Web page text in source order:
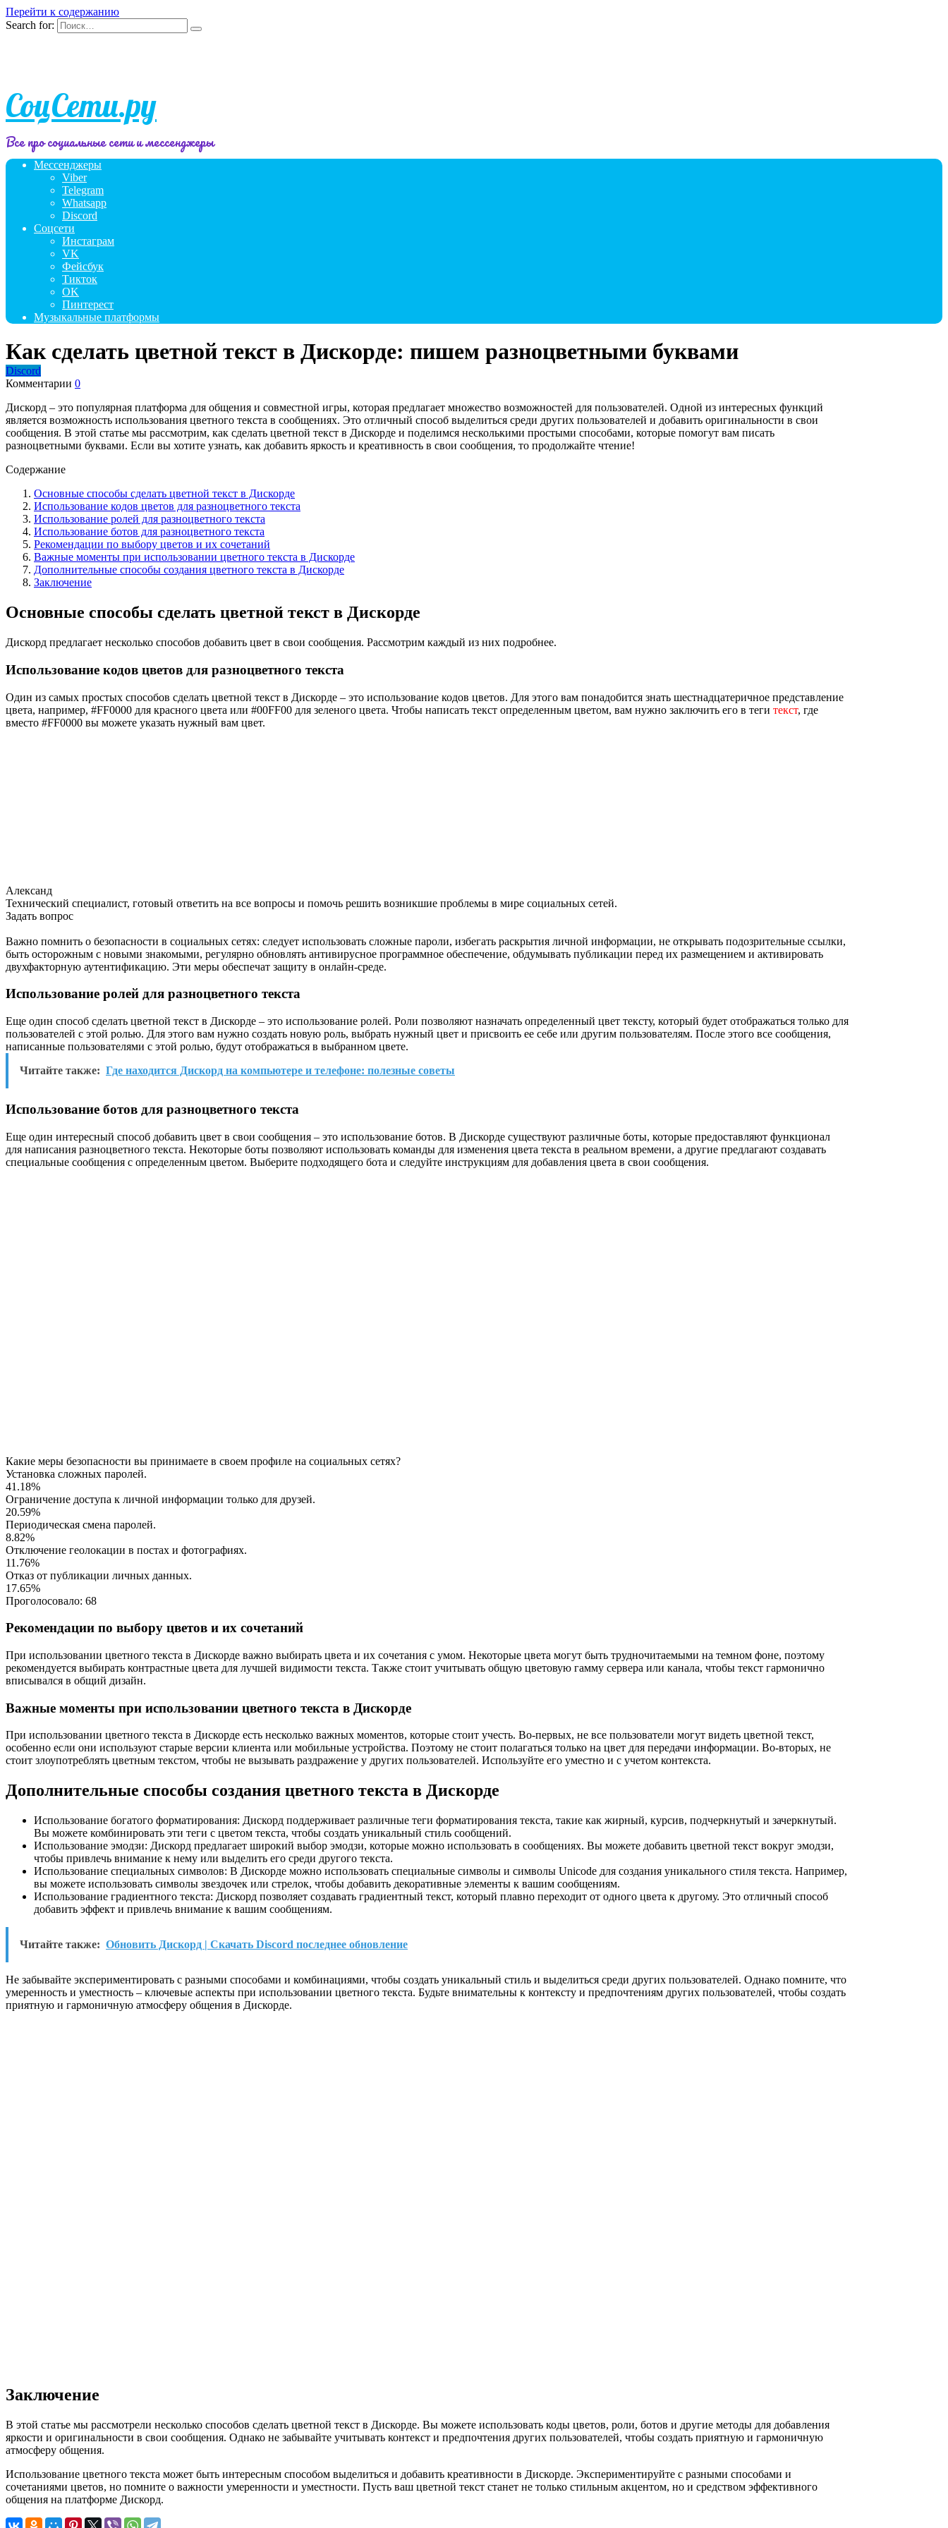
Перейти к содержанию
Search for:
СоцСети.ру
Все про социальные сети и мессенджеры
Мессенджеры
Viber
Telegram
Whatsapp
Discord
Соцсети
Инстаграм
VK
Фейсбук
Тикток
OK
Пинтерест
Музыкальные платформы
Как сделать цветной текст в Дискорде: пишем разноцветными буквами
Discord
Комментарии 0
Дискорд – это популярная платформа для общения и совместной игры, которая предлагает множество возможностей для пользователей. Одной из интересных функций
является возможность использования цветного текста в сообщениях. Это отличный способ выделиться среди других пользователей и добавить оригинальности в свои
сообщения. В этой статье мы рассмотрим, как сделать цветной текст в Дискорде и поделимся несколькими простыми способами, которые помогут вам писать
разноцветными буквами. Если вы хотите узнать, как добавить яркость и креативность в свои сообщения, то продолжайте чтение!
Содержание
Основные способы сделать цветной текст в Дискорде
Использование кодов цветов для разноцветного текста
Использование ролей для разноцветного текста
Использование ботов для разноцветного текста
Рекомендации по выбору цветов и их сочетаний
Важные моменты при использовании цветного текста в Дискорде
Дополнительные способы создания цветного текста в Дискорде
Заключение
Основные способы сделать цветной текст в Дискорде
Дискорд предлагает несколько способов добавить цвет в свои сообщения. Рассмотрим каждый из них подробнее.
Использование кодов цветов для разноцветного текста
Один из самых простых способов сделать цветной текст в Дискорде – это использование кодов цветов. Для этого вам понадобится знать шестнадцатеричное представление
цвета, например, #FF0000 для красного цвета или #00FF00 для зеленого цвета. Чтобы написать текст определенным цветом, вам нужно заключить его в теги текст, где
вместо #FF0000 вы можете указать нужный вам цвет.
Александ
Технический специалист, готовый ответить на все вопросы и помочь решить возникшие проблемы в мире социальных сетей.
Задать вопрос
Важно помнить о безопасности в социальных сетях: следует использовать сложные пароли, избегать раскрытия личной информации, не открывать подозрительные ссылки,
быть осторожным с новыми знакомыми, регулярно обновлять антивирусное программное обеспечение, обдумывать публикации перед их размещением и активировать
двухфакторную аутентификацию. Эти меры обеспечат защиту в онлайн-среде.
Использование ролей для разноцветного текста
Еще один способ сделать цветной текст в Дискорде – это использование ролей. Роли позволяют назначать определенный цвет тексту, который будет отображаться только для
пользователей с этой ролью. Для этого вам нужно создать новую роль, выбрать нужный цвет и присвоить ее себе или другим пользователям. После этого все сообщения,
написанные пользователями с этой ролью, будут отображаться в выбранном цвете.
Читайте также: Где находится Дискорд на компьютере и телефоне: полезные советы
Использование ботов для разноцветного текста
Еще один интересный способ добавить цвет в свои сообщения – это использование ботов. В Дискорде существуют различные боты, которые предоставляют функционал
для написания разноцветного текста. Некоторые боты позволяют использовать команды для изменения цвета текста в реальном времени, а другие предлагают создавать
специальные сообщения с определенным цветом. Выберите подходящего бота и следуйте инструкциям для добавления цвета в свои сообщения.
Какие меры безопасности вы принимаете в своем профиле на социальных сетях?
Установка сложных паролей.
41.18%
Ограничение доступа к личной информации только для друзей.
20.59%
Периодическая смена паролей.
8.82%
Отключение геолокации в постах и фотографиях.
11.76%
Отказ от публикации личных данных.
17.65%
Проголосовало: 68
Рекомендации по выбору цветов и их сочетаний
При использовании цветного текста в Дискорде важно выбирать цвета и их сочетания с умом. Некоторые цвета могут быть трудночитаемыми на темном фоне, поэтому
рекомендуется выбирать контрастные цвета для лучшей видимости текста. Также стоит учитывать общую цветовую гамму сервера или канала, чтобы текст гармонично
вписывался в общий дизайн.
Важные моменты при использовании цветного текста в Дискорде
При использовании цветного текста в Дискорде есть несколько важных моментов, которые стоит учесть. Во-первых, не все пользователи могут видеть цветной текст,
особенно если они используют старые версии клиента или мобильные устройства. Поэтому не стоит полагаться только на цвет для передачи информации. Во-вторых, не
стоит злоупотреблять цветным текстом, чтобы не вызывать раздражение у других пользователей. Используйте его уместно и с учетом контекста.
Дополнительные способы создания цветного текста в Дискорде
Использование богатого форматирования: Дискорд поддерживает различные теги форматирования текста, такие как жирный, курсив, подчеркнутый и зачеркнутый.
Вы можете комбинировать эти теги с цветом текста, чтобы создать уникальный стиль сообщений.
Использование эмодзи: Дискорд предлагает широкий выбор эмодзи, которые можно использовать в сообщениях. Вы можете добавить цветной текст вокруг эмодзи,
чтобы привлечь внимание к нему или выделить его среди другого текста.
Использование специальных символов: В Дискорде можно использовать специальные символы и символы Unicode для создания уникального стиля текста. Например,
вы можете использовать символы звездочек или стрелок, чтобы добавить декоративные элементы к вашим сообщениям.
Использование градиентного текста: Дискорд позволяет создавать градиентный текст, который плавно переходит от одного цвета к другому. Это отличный способ
добавить эффект и привлечь внимание к вашим сообщениям.
Читайте также: Обновить Дискорд | Cкачать Discord последнее обновление
Не забывайте экспериментировать с разными способами и комбинациями, чтобы создать уникальный стиль и выделиться среди других пользователей. Однако помните, что
умеренность и уместность – ключевые аспекты при использовании цветного текста. Будьте внимательны к контексту и предпочтениям других пользователей, чтобы создать
приятную и гармоничную атмосферу общения в Дискорде.
Заключение
В этой статье мы рассмотрели несколько способов сделать цветной текст в Дискорде. Вы можете использовать коды цветов, роли, ботов и другие методы для добавления
яркости и оригинальности в свои сообщения. Однако не забывайте учитывать контекст и предпочтения других пользователей, чтобы создать приятную и гармоничную
атмосферу общения.
Использование цветного текста может быть интересным способом выделиться и добавить креативности в Дискорде. Экспериментируйте с разными способами и
сочетаниями цветов, но помните о важности умеренности и уместности. Пусть ваш цветной текст станет не только стильным акцентом, но и средством эффективного
общения на платформе Дискорд.